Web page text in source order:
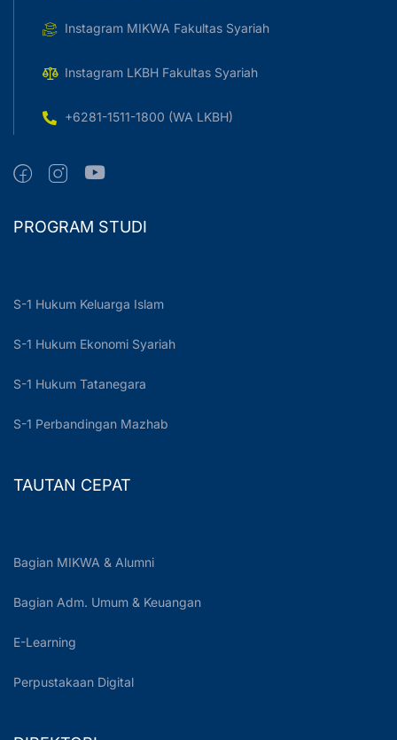
Instagram MIKWA Fakultas Syariah
Instagram LKBH Fakultas Syariah
+6281-1511-1800 (WA LKBH)
PROGRAM STUDI
S-1 Hukum Keluarga Islam
S-1 Hukum Ekonomi Syariah
S-1 Hukum Tatanegara
S-1 Perbandingan Mazhab
TAUTAN CEPAT
Bagian MIKWA & Alumni
Bagian Adm. Umum & Keuangan
E-Learning
Perpustakaan Digital